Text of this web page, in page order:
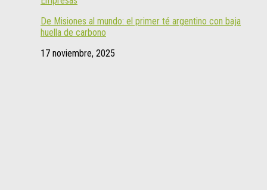
De Misiones al mundo: el primer té argentino con baja
huella de carbono
17 noviembre, 2025